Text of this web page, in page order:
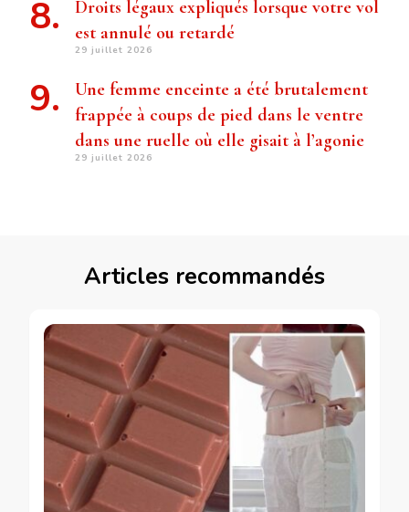
Droits légaux expliqués lorsque votre vol
est annulé ou retardé
29 juillet 2026
Une femme enceinte a été brutalement
frappée à coups de pied dans le ventre
dans une ruelle où elle gisait à l’agonie
29 juillet 2026
Articles recommandés